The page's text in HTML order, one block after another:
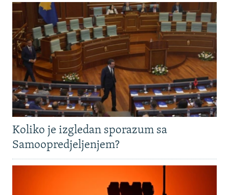
NASTANAK I RASPAD JUGOSLAVIJE
Koliko je izgledan sporazum sa
Samoopredjeljenjem?